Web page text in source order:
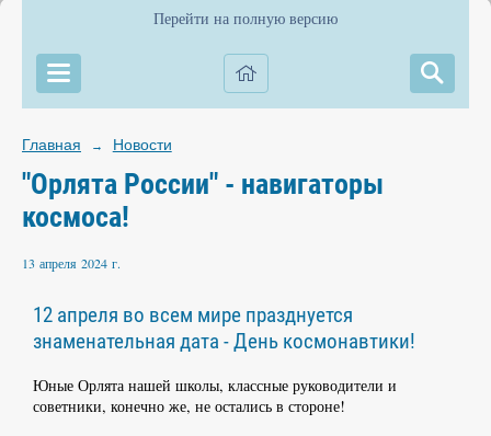
Перейти на полную версию
Главная → Новости
"Орлята России" - навигаторы
космоса!
13 апреля 2024 г.
12 апреля во всем мире празднуется
знаменательная дата - День космонавтики!
Юные Орлята нашей школы, классные руководители и
советники, конечно же, не остались в стороне!